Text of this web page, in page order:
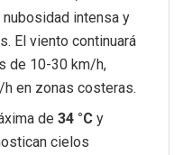
intensa y
El viento continuará
de 10-30 km/h,
en zonas costeras.
de34 °C y
cielos